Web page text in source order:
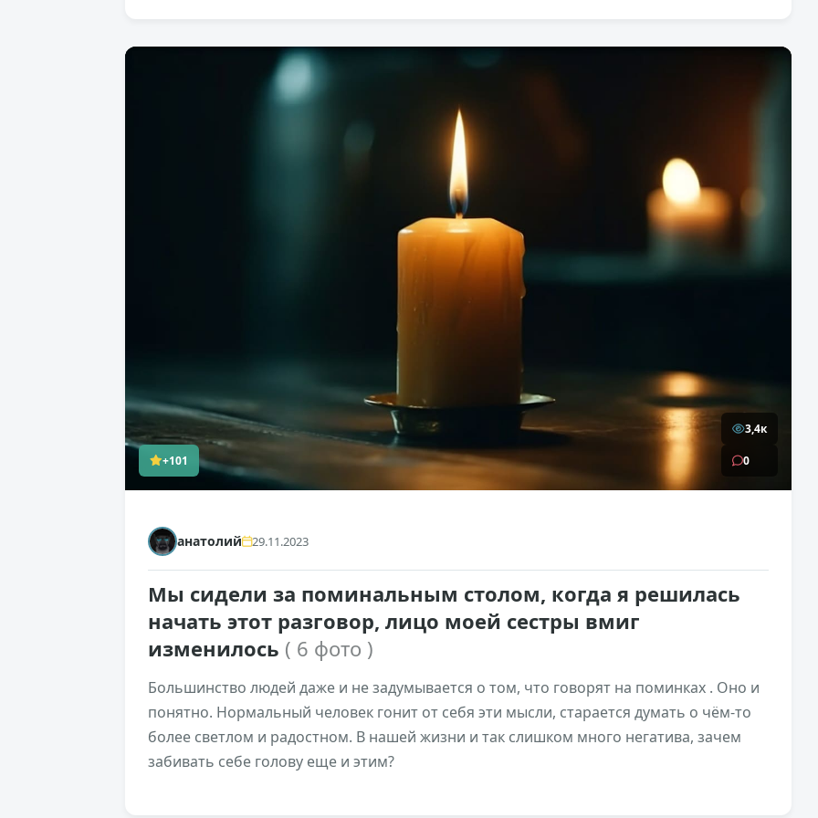
+101
3,4к
0
анатолий 29.11.2023
Мы сидели за поминальным столом, когда я решилась
начать этот разговор, лицо моей сестры вмиг
изменилось ( 6 фото )
Большинство людей даже и не задумывается о том, что говорят на поминках . Оно и
понятно. Нормальный человек гонит от себя эти мысли, старается думать о чём-то
более светлом и радостном. В нашей жизни и так слишком много негатива, зачем
забивать себе голову еще и этим?